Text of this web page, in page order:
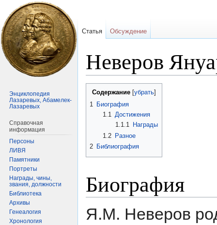
Неверов
Перейти
навигации
Перейти
Содержание
1 Биография
1.1 Достижения
1.1.1 Награды
1.2
Разное
2 Библиография
Биография
Я.М. Неверов
Статья Обсуждение
Энциклопедия
Лазаревых, Абамелек-
Лазаревых
Справочная
информация
Персоны
ЛИВЯ
Памятники
Портреты
Награды, чины,
звания, должности
Библиотека
Архивы
Генеалогия
Хронология